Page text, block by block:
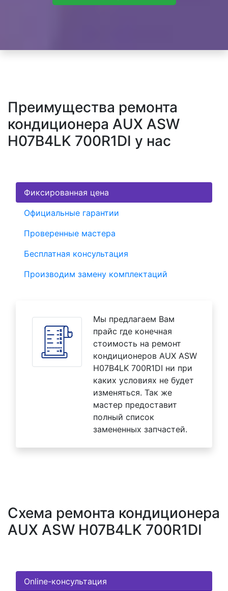
Преимущества ремонта
кондиционера AUX ASW
H07B4LK 700R1DI у нас
Фиксированная цена
Официальные гарантии
Проверенные мастера
Бесплатная консультация
Производим замену комплектаций
Мы предлагаем Вам
прайс где конечная
стоимость на ремонт
кондиционеров AUX ASW
H07B4LK 700R1DI ни при
каких условиях не будет
изменяться. Так же
мастер предоставит
полный список
замененных запчастей.
Схема ремонта кондиционера
AUX ASW H07B4LK 700R1DI
Online-консультация